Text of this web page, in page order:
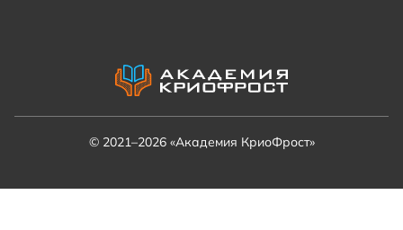
© 2021–2026 «Академия КриоФрост»